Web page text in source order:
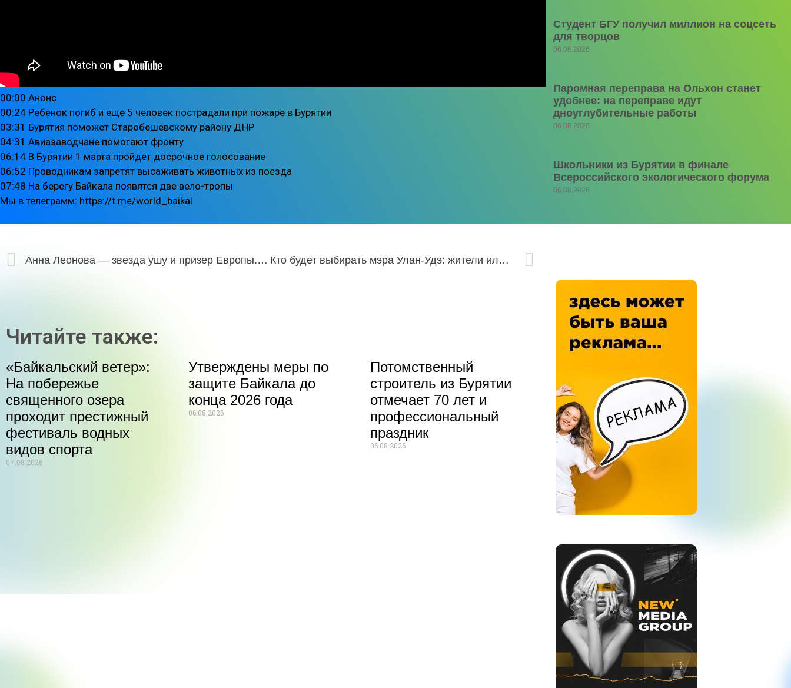
00:00 Анонс
00:24 Ребенок погиб и еще 5 человек пострадали при пожаре в Бурятии
03:31 Бурятия поможет Старобешевскому району ДНР
04:31 Авиазаводчане помогают фронту
06:14 В Бурятии 1 марта пройдет досрочное голосование
06:52 Проводникам запретят высаживать животных из поезда
07:48 На берегу Байкала появятся две вело-тропы
Мы в телеграмм: https://t.me/world_baikal
Студент БГУ получил миллион на соцсеть
для творцов
06.08.2026
Паромная переправа на Ольхон станет
удобнее: на переправе идут
дноуглубительные работы
06.08.2026
Школьники из Бурятии в финале
Всероссийского экологического форума
06.08.2026
Анна Леонова — звезда ушу и призер Европы. День с чемпионом. Кто будет выбирать мэра Улан-Удэ: жители или депутаты?
Читайте также:
«Байкальский ветер»:
На побережье
священного озера
проходит престижный
фестиваль водных
видов спорта
07.08.2026
Утверждены меры по
защите Байкала до
конца 2026 года
06.08.2026
Потомственный
строитель из Бурятии
отмечает 70 лет и
профессиональный
праздник
06.08.2026